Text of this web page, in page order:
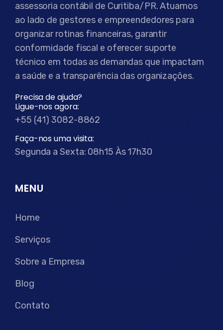
assessoria contábil de Curitiba/PR. Atuamos
ao lado de gestores e empreendedores para
organizar rotinas financeiras, garantir
conformidade fiscal e oferecer suporte
técnico em todas as demandas que impactam
a saúde e a transparência das organizações.
Precisa de ajuda?
Ligue-nos agora:
+55 (41) 3082-8862
Faça-nos uma visita:
Segunda a Sexta: 08h15 Às 17h30
MENU
Home
Serviços
Sobre a Empresa
Blog
Contato